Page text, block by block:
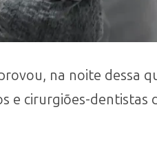
na noite dessa
e cirurgiões-dentistas